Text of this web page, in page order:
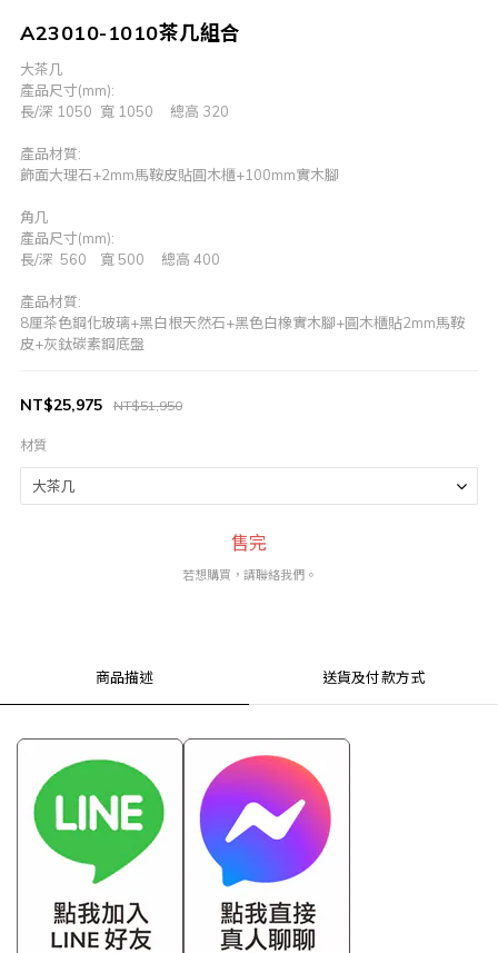
A23010-1010茶几組合
產品尺寸(mm):
產品材質:
角几
產品尺寸(mm):
長/深  560	寬 500     總高 400
產品材質:
8厘茶色鋼化玻璃+黑白根天然石+黑色白橡實木腳+圓木櫃貼2mm馬鞍
皮+灰鈦碳素鋼底盤
NT$51,950
NT$25,975
材質
售完
若想購買，請聯絡我們。
商品描述 送貨及付款方式